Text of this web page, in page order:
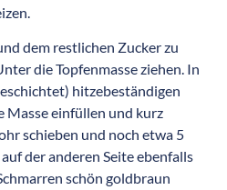
dem restlichen Zucker zu
die Topfenmasse ziehen. In
hitzebeständigen
Masse einfüllen und kurz
schieben und noch etwa 5
der anderen Seite ebenfalls
schön goldbraun